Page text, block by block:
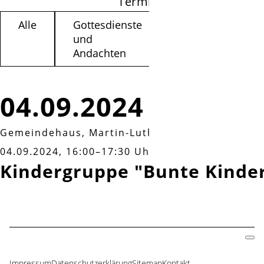
04.09.2024
Alle
Gottesdienste
und
Andachten
Gemeindehaus, Martin-Luther-Weg 3a
04.09.2024, 16:00–17:30 Uhr
Kindergruppe "Bunte